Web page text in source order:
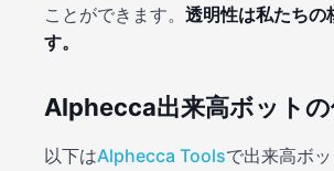
ことができます。 透明性は私たちの
す。
Alphecca出来高ボット
以下はAlphecca Toolsで出来高ボ